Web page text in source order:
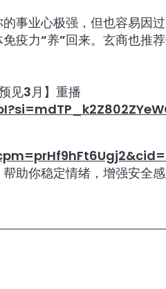
事业心极强，但也容易因
疫力“养”回来。玄商也推
见3月】重播
助你稳定情绪，增强安全